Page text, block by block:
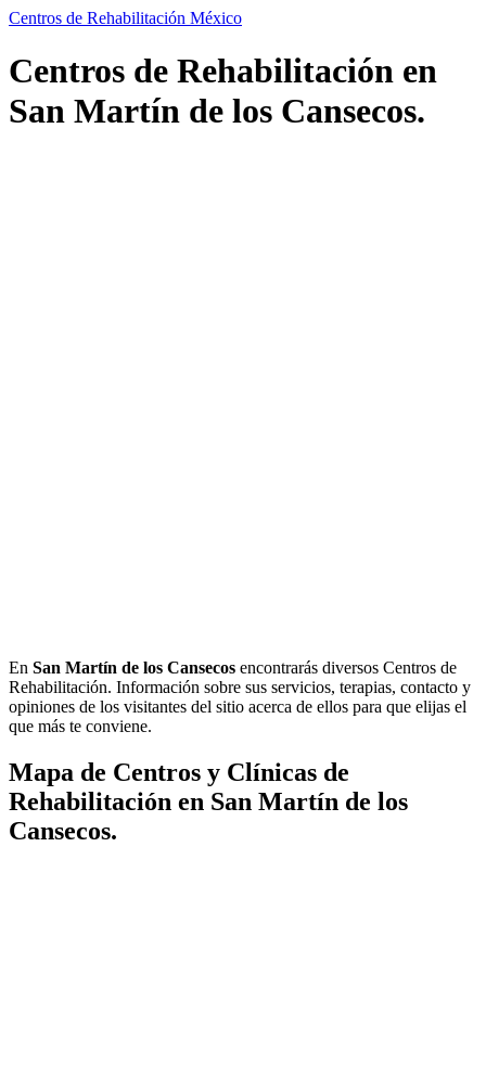
Centros de Rehabilitación México
Centros de Rehabilitación en
San Martín de los Cansecos.
En San Martín de los Cansecos encontrarás diversos Centros de
Rehabilitación. Información sobre sus servicios, terapias, contacto y
opiniones de los visitantes del sitio acerca de ellos para que elijas el
que más te conviene.
Mapa de Centros y Clínicas de
Rehabilitación en San Martín de los
Cansecos.